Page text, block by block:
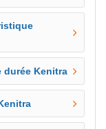
Kenitra